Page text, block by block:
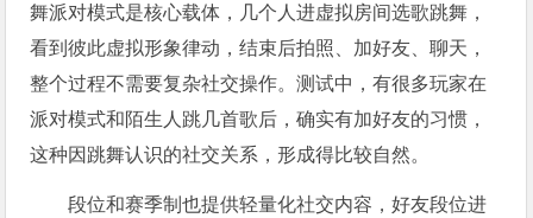
舞派对模式是核心载体，几个人进虚拟房间选歌跳舞，
看到彼此虚拟形象律动，结束后拍照、加好友、聊天，
整个过程不需要复杂社交操作。测试中，有很多玩家在
派对模式和陌生人跳几首歌后，确实有加好友的习惯，
这种因跳舞认识的社交关系，形成得比较自然。
段位和赛季制也提供轻量化社交内容，好友段位进